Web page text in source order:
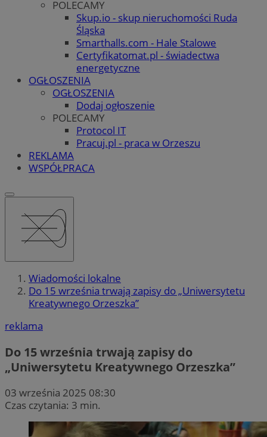
POLECAMY
Skup.io - skup nieruchomości Ruda
Śląska
Smarthalls.com - Hale Stalowe
Certyfikatomat.pl - świadectwa
energetyczne
OGŁOSZENIA
OGŁOSZENIA
Dodaj ogłoszenie
POLECAMY
Protocol IT
Pracuj.pl - praca w Orzeszu
REKLAMA
WSPÓŁPRACA
Wiadomości lokalne
Do 15 września trwają zapisy do „Uniwersytetu
Kreatywnego Orzeszka”
reklama
Do 15 września trwają zapisy do
„Uniwersytetu Kreatywnego Orzeszka”
03 września 2025 08:30
Czas czytania: 3 min.